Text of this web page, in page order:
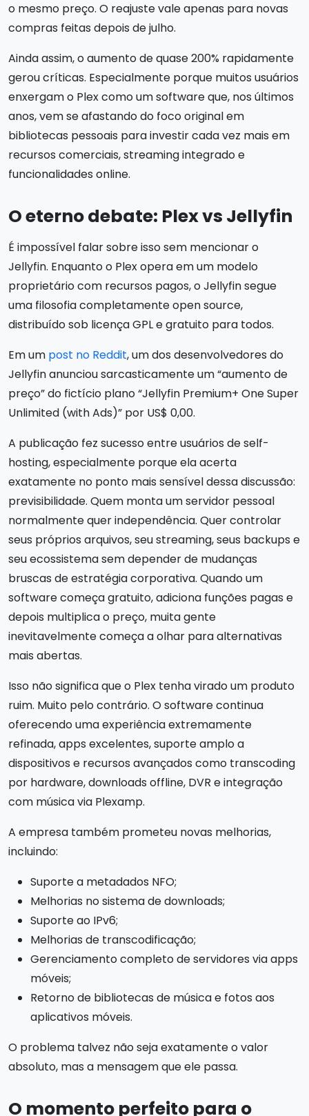
o mesmo preço. O reajuste vale apenas para novas
compras feitas depois de julho.
Ainda assim, o aumento de quase 200% rapidamente
gerou críticas. Especialmente porque muitos usuários
enxergam o Plex como um software que, nos últimos
anos, vem se afastando do foco original em
bibliotecas pessoais para investir cada vez mais em
recursos comerciais, streaming integrado e
funcionalidades online.
O eterno debate: Plex vs Jellyfin
É impossível falar sobre isso sem mencionar o
Jellyfin. Enquanto o Plex opera em um modelo
proprietário com recursos pagos, o Jellyfin segue
uma filosofia completamente open source,
distribuído sob licença GPL e gratuito para todos.
Em um post no Reddit, um dos desenvolvedores do
Jellyfin anunciou sarcasticamente um “aumento de
preço” do fictício plano “Jellyfin Premium+ One Super
Unlimited (with Ads)” por US$ 0,00.
A publicação fez sucesso entre usuários de self-
hosting, especialmente porque ela acerta
exatamente no ponto mais sensível dessa discussão:
previsibilidade. Quem monta um servidor pessoal
normalmente quer independência. Quer controlar
seus próprios arquivos, seu streaming, seus backups e
seu ecossistema sem depender de mudanças
bruscas de estratégia corporativa. Quando um
software começa gratuito, adiciona funções pagas e
depois multiplica o preço, muita gente
inevitavelmente começa a olhar para alternativas
mais abertas.
Isso não significa que o Plex tenha virado um produto
ruim. Muito pelo contrário. O software continua
oferecendo uma experiência extremamente
refinada, apps excelentes, suporte amplo a
dispositivos e recursos avançados como transcoding
por hardware, downloads offline, DVR e integração
com música via Plexamp.
A empresa também prometeu novas melhorias,
incluindo:
Suporte a metadados NFO;
Melhorias no sistema de downloads;
Suporte ao IPv6;
Melhorias de transcodificação;
Gerenciamento completo de servidores via apps
móveis;
Retorno de bibliotecas de música e fotos aos
aplicativos móveis.
O problema talvez não seja exatamente o valor
absoluto, mas a mensagem que ele passa.
O momento perfeito para o